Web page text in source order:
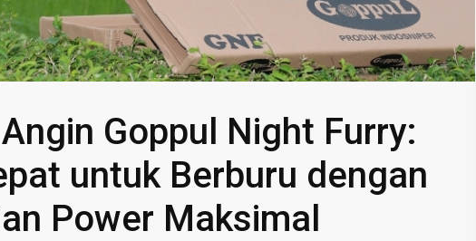
Goppul Night Furry:
untuk Berburu dengan
Power Maksimal